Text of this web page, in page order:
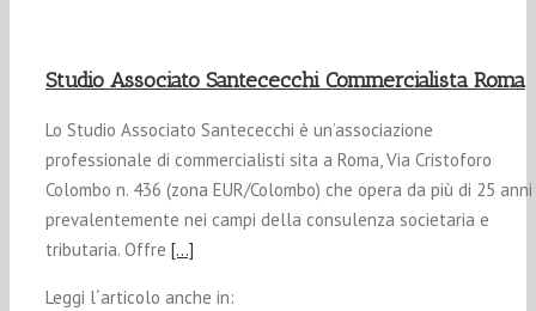
Studio Associato Santececchi Commercialista Roma
Lo Studio Associato Santececchi è un’associazione
professionale di commercialisti sita a Roma, Via Cristoforo
Colombo n. 436 (zona EUR/Colombo) che opera da più di 25 anni
prevalentemente nei campi della consulenza societaria e
tributaria. Offre […]
Leggi l´articolo anche in: